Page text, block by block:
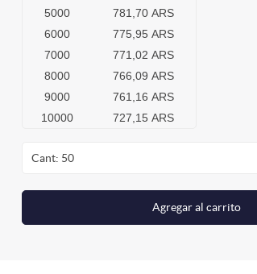
5000
781,70 ARS
6000
775,95 ARS
7000
771,02 ARS
8000
766,09 ARS
9000
761,16 ARS
10000
727,15 ARS
Cant: 50
Agregar al carrito